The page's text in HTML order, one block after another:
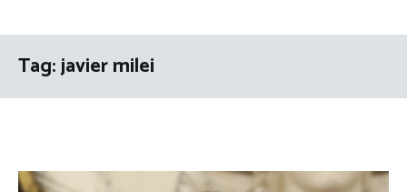
Tag:javier milei